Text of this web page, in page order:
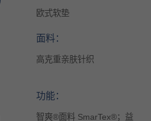
欧式软垫
面料：
高克重亲肤针织
功能：
智爽®面料 SmarTex®；益